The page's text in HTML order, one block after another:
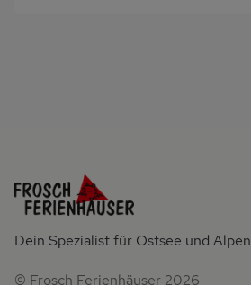
Dein Spezialist für Ostsee und Alpen
© Frosch Ferienhäuser 2026